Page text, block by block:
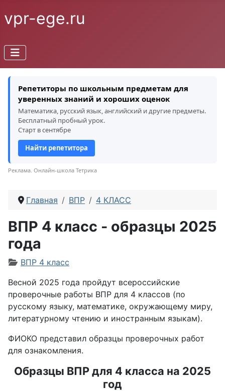
vpr-ege.ru
Репетиторы по школьным предметам для
уверенных знаний и хороших оценок
Математика, русский язык, английский и другие предметы.
Бесплатный пробный урок.
Старт в сентябре
Найти репетитора
Реклама. Онлайн-школа Тетрика
Главная ВПР 4 КЛАСС
ВПР 4 класс - образцы 2025
года
Информация о материале
ВПР 4 класс
Весной 2025 года пройдут всероссийские
проверочные работы ВПР для 4 классов (по
русскому языку, математике, окружающему миру,
литературному чтению и иностранным языкам).
ФИОКО представил образцы проверочных работ
для ознакомления.
Образцы ВПР для 4 класса на 2025
год